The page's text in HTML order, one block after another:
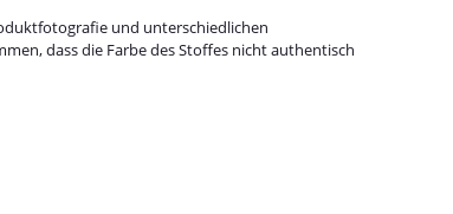
und unterschiedlichen
dass die Farbe des Stoffes nicht authentisch